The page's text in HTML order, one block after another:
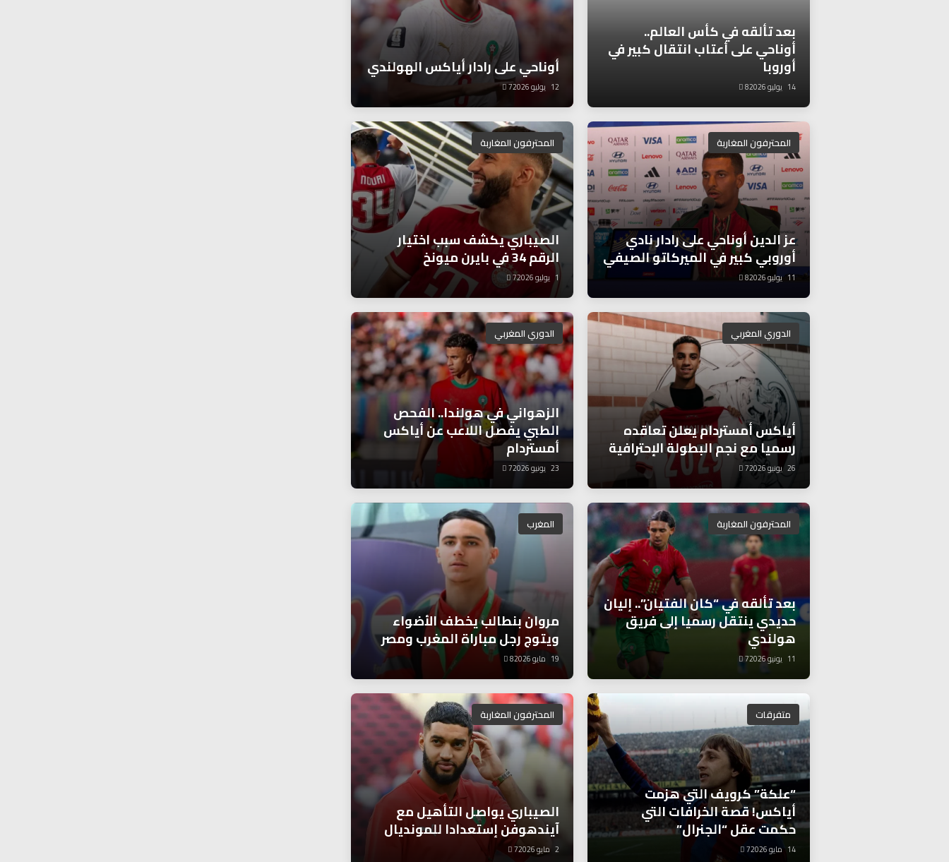
بعد تألقه في كأس العالم..
أوناحي على أعتاب انتقال كبير في
أوروبا
14 يوليو 2026 8
أوناحي على رادار أياكس الهولندي
12 يوليو 2026 7
المحترفون المغاربة
عز الدين أوناحي على رادار نادي
أوروبي كبير في الميركاتو الصيفي
11 يوليو 2026 8
المحترفون المغاربة
الصيباري يكشف سبب اختيار
الرقم 34 في بايرن ميونخ
1 يوليو 2026 7
الدوري المغربي
أياكس أمستردام يعلن تعاقده
رسميا مع نجم البطولة الإحترافية
26 يونيو 2026 7
الدوري المغربي
الزهواني في هولندا.. الفحص
الطبي يفصل اللاعب عن أياكس
أمستردام
23 يونيو 2026 7
المحترفون المغاربة
بعد تألقه في “كان الفتيان”.. إليان
حديدي ينتقل رسميا إلى فريق
هولندي
11 يونيو 2026 7
المغرب
مروان بنطالب يخطف الأضواء
ويتوج رجل مباراة المغرب ومصر
19 مايو 2026 8
متفرقات
“علكة” كرويف التي هزمت
أياكس! قصة الخرافات التي
حكمت عقل “الجنرال”
14 مايو 2026 7
المحترفون المغاربة
الصيباري يواصل التأهيل مع
آيندهوفن إستعدادا للمونديال
2 مايو 2026 7